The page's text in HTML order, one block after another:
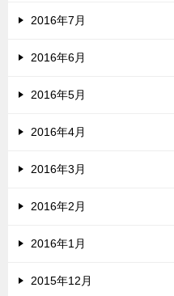
2016年7月
2016年6月
2016年5月
2016年4月
2016年3月
2016年2月
2016年1月
2015年12月